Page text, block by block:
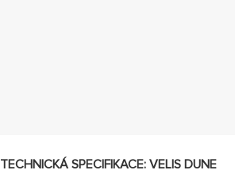
TECHNICKÁ SPECIFIKACE: VELIS DUNE